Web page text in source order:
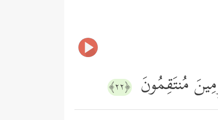
مُنتَقِمُونَ ﴿٢٢﴾